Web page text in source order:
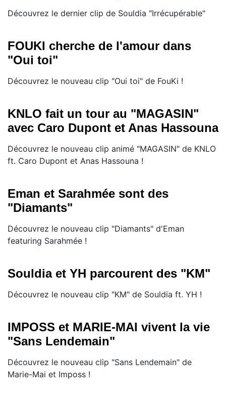
Découvrez le dernier clip de Souldia "Irrécupérable"
FOUKI cherche de l'amour dans
"Oui toi"
Découvrez le nouveau clip "Oui toi" de FouKi !
KNLO fait un tour au "MAGASIN"
avec Caro Dupont et Anas Hassouna
Découvrez le nouveau clip animé "MAGASIN" de KNLO
ft. Caro Dupont et Anas Hassouna !
Eman et Sarahmée sont des
"Diamants"
Découvrez le nouveau clip "Diamants" d'Eman
featuring Sarahmée !
Souldia et YH parcourent des "KM"
Découvrez le nouveau clip "KM" de Souldia ft. YH !
IMPOSS et MARIE-MAI vivent la vie
"Sans Lendemain"
Découvrez le nouveau clip "Sans Lendemain" de
Marie-Mai et Imposs !